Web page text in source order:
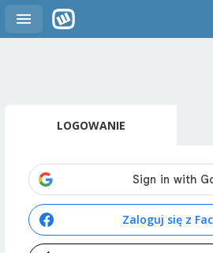
LOGOWANIE
Zaloguj się z